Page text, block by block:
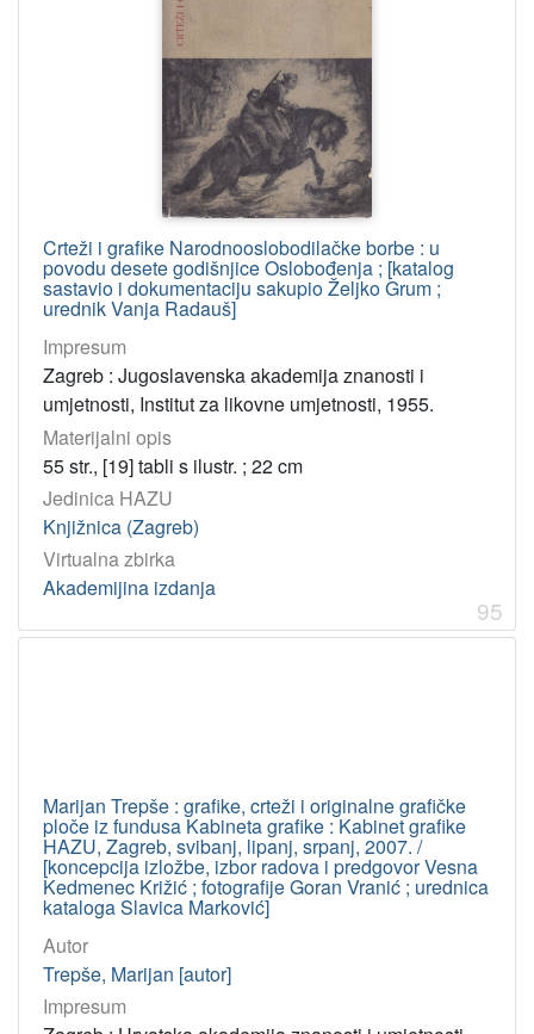
Crteži i grafike Narodnooslobodilačke borbe : u
povodu desete godišnjice Oslobođenja ; [katalog
sastavio i dokumentaciju sakupio Željko Grum ;
urednik Vanja Radauš]
Impresum
Zagreb : Jugoslavenska akademija znanosti i
umjetnosti, Institut za likovne umjetnosti, 1955.
Materijalni opis
55 str., [19] tabli s ilustr. ; 22 cm
Jedinica HAZU
Knjižnica (Zagreb)
Virtualna zbirka
Akademijina izdanja
95
Marijan Trepše : grafike, crteži i originalne grafičke
ploče iz fundusa Kabineta grafike : Kabinet grafike
HAZU, Zagreb, svibanj, lipanj, srpanj, 2007. /
[koncepcija izložbe, izbor radova i predgovor Vesna
Kedmenec Križić ; fotografije Goran Vranić ; urednica
kataloga Slavica Marković]
Autor
Trepše, Marijan [autor]
Impresum